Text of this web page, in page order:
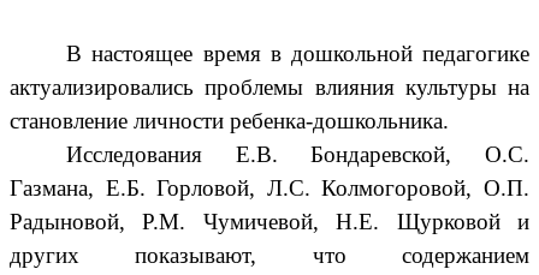
В настоящее время в дошкольной педагогике
актуализировались проблемы влияния культуры на
становление личности ребенка-дошкольника.
Исследования Е.В. Бондаревской, О.С.
Газмана, Е.Б. Горловой, Л.С. Колмогоровой, О.П.
Радыновой, Р.М. Чумичевой, Н.Е. Щурковой и
других показывают, что содержанием